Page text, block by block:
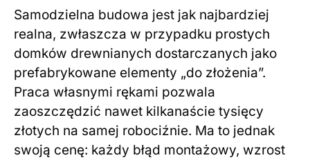
Samodzielna budowa jest jak najbardziej
realna, zwłaszcza w przypadku prostych
domków drewnianych dostarczanych jako
prefabrykowane elementy „do złożenia”.
Praca własnymi rękami pozwala
zaoszczędzić nawet kilkanaście tysięcy
złotych na samej robociźnie. Ma to jednak
swoją cenę: każdy błąd montażowy, wzrost